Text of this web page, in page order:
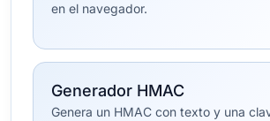
en el navegador.
Generador HMAC
Genera un HMAC con texto y una